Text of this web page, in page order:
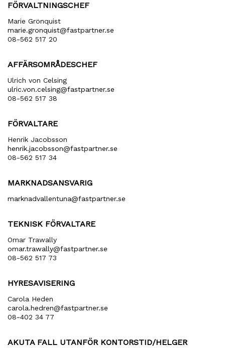
FÖRVALTNINGSCHEF
Marie Grönquist
marie​.gronquist​@fastpartner​.se
08-562 517 20
AFFÄRSOMRÅDESCHEF
Ulrich von Celsing
ulric​.von​.celsing​@fastpartner​.se
08-562 517 38
FÖRVALTARE
Henrik Jacobsson
henrik​.jacobsson​@fastpartner​.se
08-562 517 34
MARKNADSANSVARIG
marknadvallentuna​@fastpartner​.se
TEKNISK FÖRVALTARE
Omar Trawally
omar.trawally@fastpartner.se
08-562 517 73
HYRESAVISERING
Carola Heden
carola​.hedren​@fastpartner​.se
08-402 34 77
AKUTA FALL UTANFÖR KONTORSTID/HELGER